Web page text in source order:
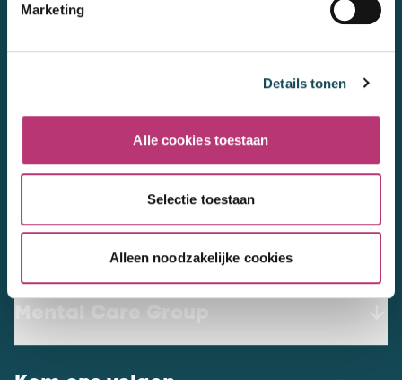
Marketing
Details tonen
Alle cookies toestaan
Selectie toestaan
Alleen noodzakelijke cookies
Mental Care Group
Polanerbaan 3
NL Mental Care Group B.V.:
KvK:76188132
Vacatures
Mental Care Group